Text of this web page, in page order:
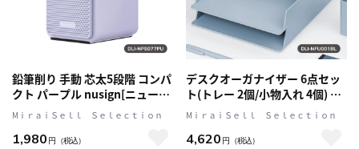
鉛筆削り 手動 芯太5段階 コンパ
クト パープル nusign[ニューサ
イン] DLI-NPS077PU
MⅰｒａｉＳｅｌｌ Ｓｅｌｅｃｔｉｏｎ
1,980 円 （税込）
デスクオーガナイザー 6点セッ
ト(トレー 2個/小物入れ 4個) 卓
上収納 デスク回り整理 くすみ
イン] DLI-NFU001BL
MⅰｒａｉＳｅｌｌ Ｓｅｌｅｃｔｉｏｎ
4,620 円 （税込）